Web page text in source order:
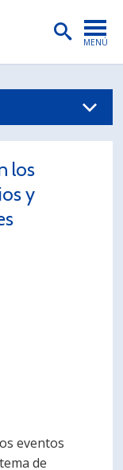
MENÚ
Egresados
los
y
eventos
de